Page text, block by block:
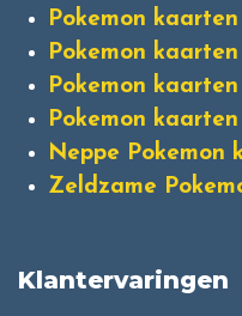
Pokemon kaarten
Pokemon
Pokemon
Pokemon kaarten
Neppe Pokemon
Zeldzame
Klantervaringen